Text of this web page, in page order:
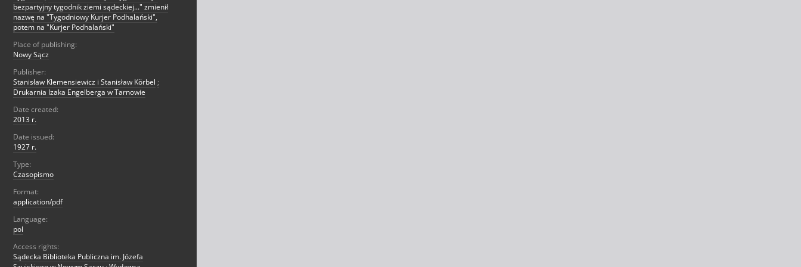
bezpartyjny tygodnik ziemi sądeckiej..." zmienił
nazwę na "Tygodniowy Kurjer Podhalański",
potem na "Kurjer Podhalański"
Place of publishing:
Nowy Sącz
Publisher:
Stanisław Klemensiewicz i Stanisław Körbel ;
Drukarnia Izaka Engelberga w Tarnowie
Date created:
2013 r.
Date issued:
1927 r.
Type:
Czasopismo
Format:
application/pdf
Language:
pol
Access rights:
Sądecka Biblioteka Publiczna im. Józefa